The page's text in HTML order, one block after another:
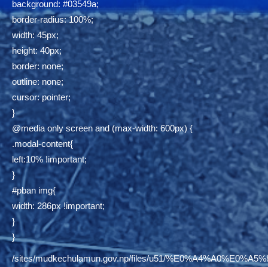
background: #03549a;
border-radius: 100%;
width: 45px;
height: 40px;
border: none;
outline: none;
cursor: pointer;
}
@media only screen and (max-width: 600px) {
.modal-content{
left:10% !important;
}
#pban img{
width: 286px !important;
}
}
/sites/mudkechulamun.gov.np/files/u51/